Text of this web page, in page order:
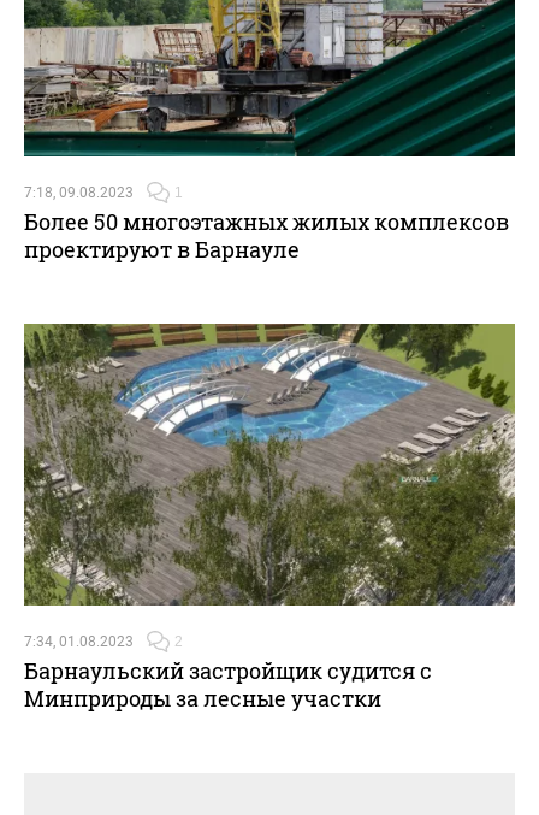
7:18, 09.08.2023 1
Более 50 многоэтажных жилых комплексов
проектируют в Барнауле
7:34, 01.08.2023 2
Барнаульский застройщик судится с
Минприроды за лесные участки